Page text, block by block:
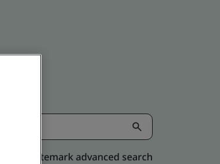
Kitemark advanced search